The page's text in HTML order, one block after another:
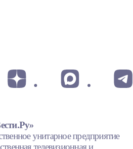
унитарное предприятие
телевизионная и